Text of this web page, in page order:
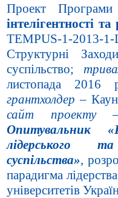
Проект
інтелігентності
TEMPUS-1-2013-
Структурні
суспільство;
листопада 2016
грантхолдер –
сайт проекту
Опитувальник
лідерського
суспільства»,
парадигма
університетів